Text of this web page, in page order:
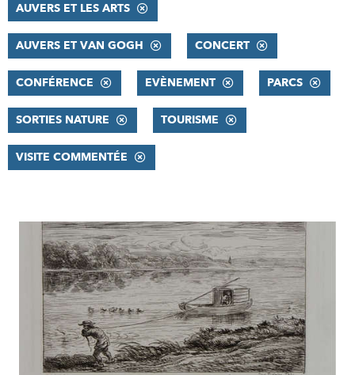
AUVERS ET LES ARTS
AUVERS ET VAN GOGH CONCERT
CONFÉRENCE EVÈNEMENT PARCS
SORTIES NATURE TOURISME
VISITE COMMENTÉE
RÉSULTATS